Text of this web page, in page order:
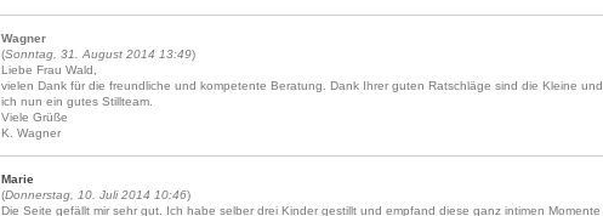
Wagner
(Sonntag, 31. August 2014 13:49)
Liebe Frau Wald,
vielen Dank für die freundliche und kompetente Beratung. Dank Ihrer guten Ratschläge sind die Kleine und
ich nun ein gutes Stillteam.
Viele Grüße
K. Wagner
Marie
(Donnerstag, 10. Juli 2014 10:46)
Die Seite gefällt mir sehr gut. Ich habe selber drei Kinder gestillt und empfand diese ganz intimen Momente